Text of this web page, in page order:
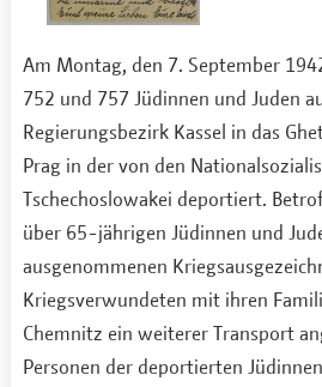
Am Montag, den 7. September
752 und 757 Jüdinnen und Juden
Regierungsbezirk Kassel in das
Prag in der von den
Tschechoslowakei deportiert.
über 65-jährigen Jüdinnen und
ausgenommenen
Kriegsverwundeten mit ihren
Chemnitz ein weiterer Transport
Personen der deportierten